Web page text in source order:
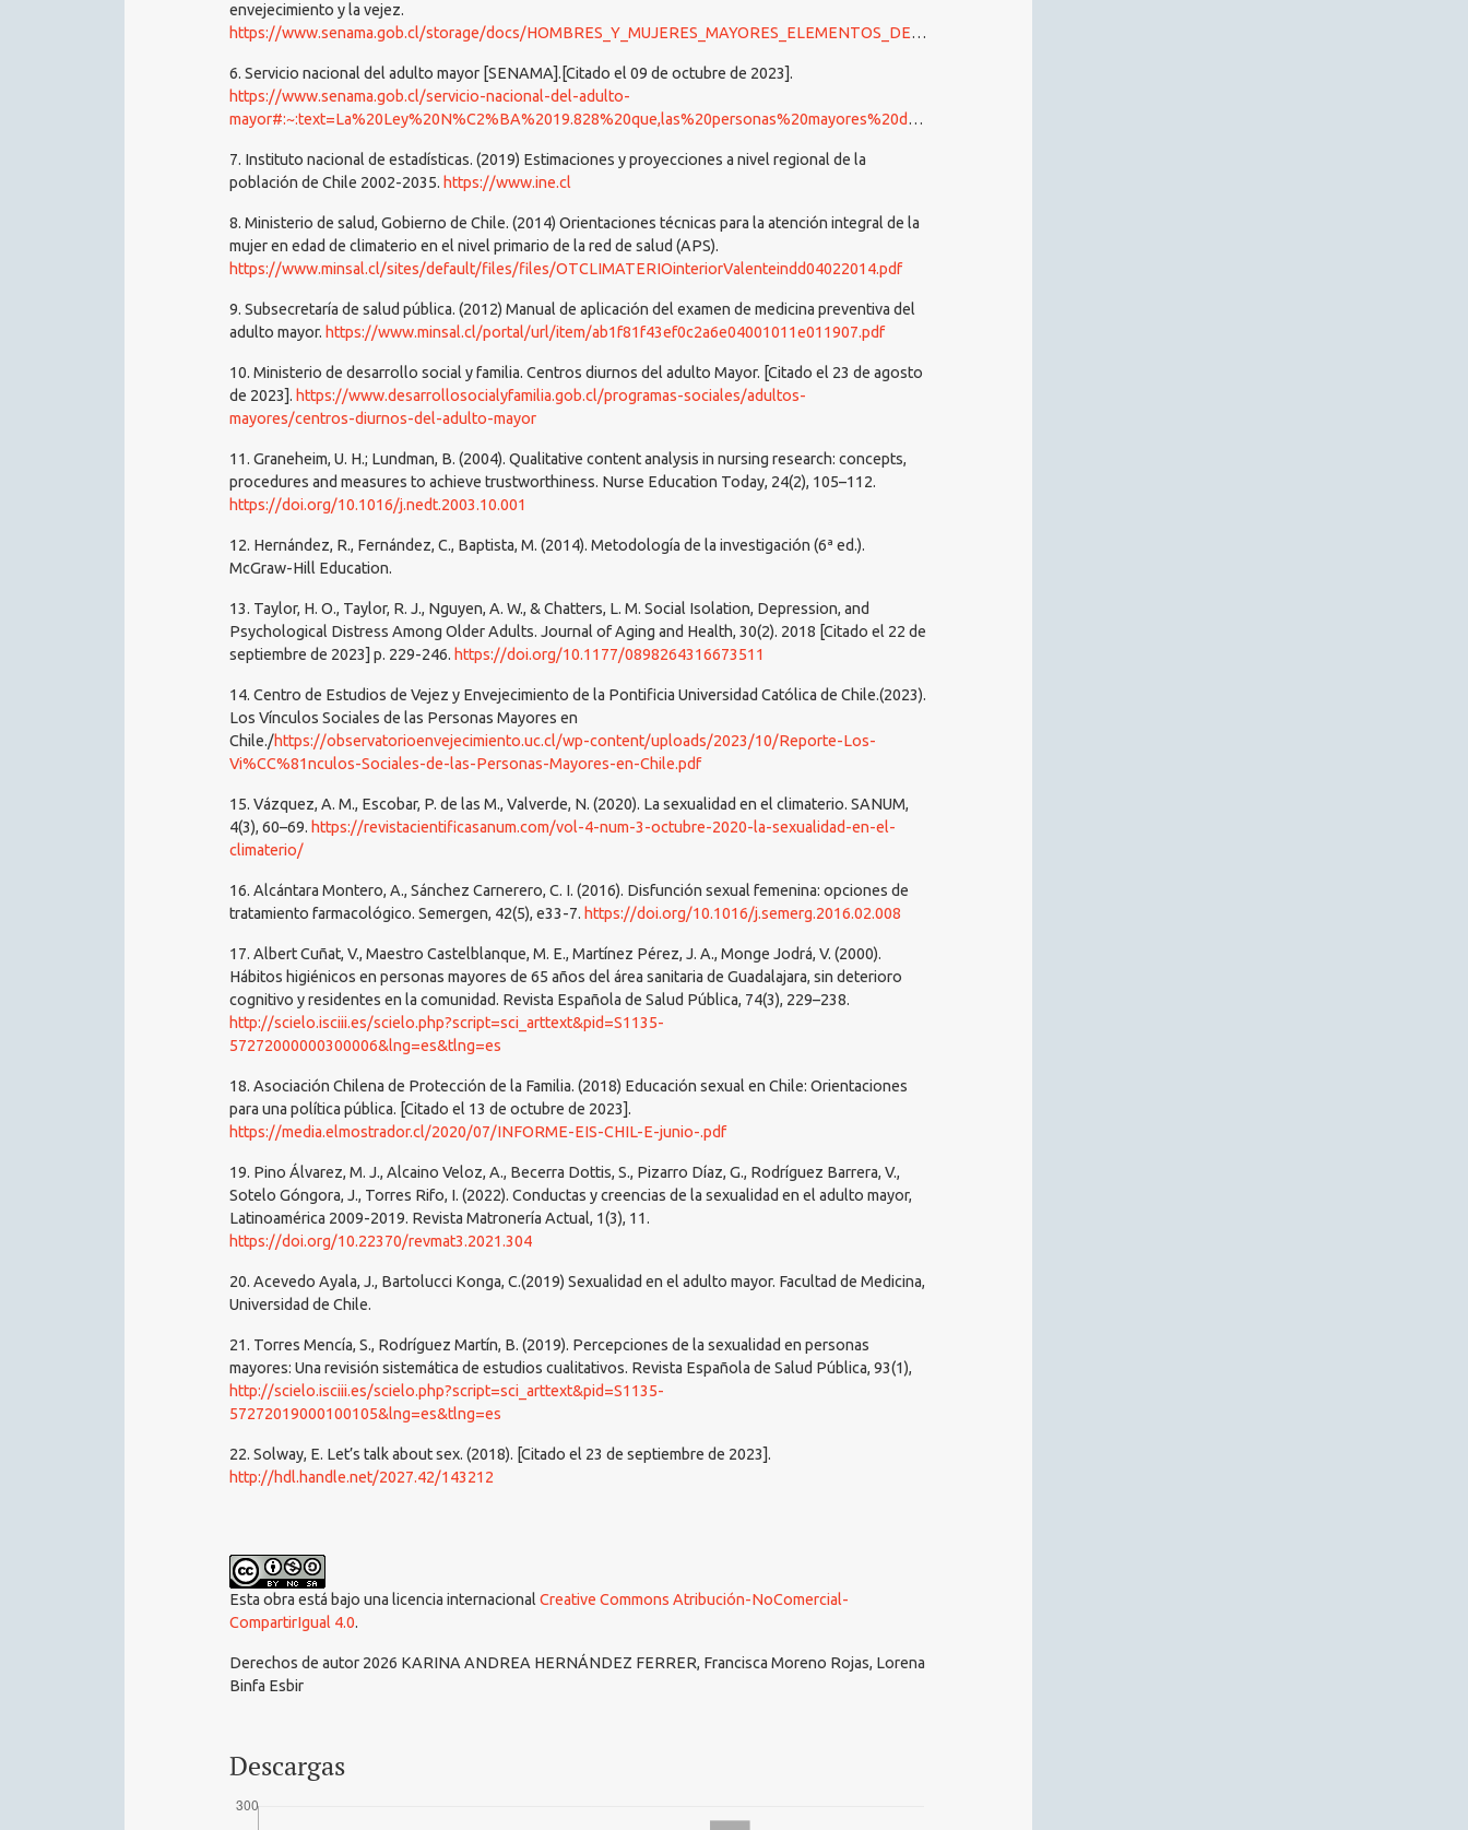
envejecimiento y la vejez.
https://www.senama.gob.cl/storage/docs/HOMBRES_Y_MUJERES_MAYORES_ELEMENTOS_DESDE_EL_ENVEJECIMIENTO.pdf
6. Servicio nacional del adulto mayor [SENAMA].[Citado el 09 de octubre de 2023].
https://www.senama.gob.cl/servicio-nacional-del-adulto-
mayor#:~:text=La%20Ley%20N%C2%BA%2019.828%20que,las%20personas%20mayores%20del%20pa%C3%ADs
7. Instituto nacional de estadísticas. (2019) Estimaciones y proyecciones a nivel regional de la
población de Chile 2002-2035. https://www.ine.cl
8. Ministerio de salud, Gobierno de Chile. (2014) Orientaciones técnicas para la atención integral de la
mujer en edad de climaterio en el nivel primario de la red de salud (APS).
https://www.minsal.cl/sites/default/files/files/OTCLIMATERIOinteriorValenteindd04022014.pdf
9. Subsecretaría de salud pública. (2012) Manual de aplicación del examen de medicina preventiva del
adulto mayor. https://www.minsal.cl/portal/url/item/ab1f81f43ef0c2a6e04001011e011907.pdf
10. Ministerio de desarrollo social y familia. Centros diurnos del adulto Mayor. [Citado el 23 de agosto
de 2023]. https://www.desarrollosocialyfamilia.gob.cl/programas-sociales/adultos-
mayores/centros-diurnos-del-adulto-mayor
11. Graneheim, U. H.; Lundman, B. (2004). Qualitative content analysis in nursing research: concepts,
procedures and measures to achieve trustworthiness. Nurse Education Today, 24(2), 105–112.
https://doi.org/10.1016/j.nedt.2003.10.001
12. Hernández, R., Fernández, C., Baptista, M. (2014). Metodología de la investigación (6ª ed.).
McGraw-Hill Education.
13. Taylor, H. O., Taylor, R. J., Nguyen, A. W., & Chatters, L. M. Social Isolation, Depression, and
Psychological Distress Among Older Adults. Journal of Aging and Health, 30(2). 2018 [Citado el 22 de
septiembre de 2023] p. 229-246. https://doi.org/10.1177/0898264316673511
14. Centro de Estudios de Vejez y Envejecimiento de la Pontificia Universidad Católica de Chile.(2023).
Los Vínculos Sociales de las Personas Mayores en
Chile./https://observatorioenvejecimiento.uc.cl/wp-content/uploads/2023/10/Reporte-Los-
Vi%CC%81nculos-Sociales-de-las-Personas-Mayores-en-Chile.pdf
15. Vázquez, A. M., Escobar, P. de las M., Valverde, N. (2020). La sexualidad en el climaterio. SANUM,
4(3), 60–69. https://revistacientificasanum.com/vol-4-num-3-octubre-2020-la-sexualidad-en-el-
climaterio/
16. Alcántara Montero, A., Sánchez Carnerero, C. I. (2016). Disfunción sexual femenina: opciones de
tratamiento farmacológico. Semergen, 42(5), e33-7. https://doi.org/10.1016/j.semerg.2016.02.008
17. Albert Cuñat, V., Maestro Castelblanque, M. E., Martínez Pérez, J. A., Monge Jodrá, V. (2000).
Hábitos higiénicos en personas mayores de 65 años del área sanitaria de Guadalajara, sin deterioro
cognitivo y residentes en la comunidad. Revista Española de Salud Pública, 74(3), 229–238.
http://scielo.isciii.es/scielo.php?script=sci_arttext&pid=S1135-
57272000000300006&lng=es&tlng=es
18. Asociación Chilena de Protección de la Familia. (2018) Educación sexual en Chile: Orientaciones
para una política pública. [Citado el 13 de octubre de 2023].
https://media.elmostrador.cl/2020/07/INFORME-EIS-CHIL-E-junio-.pdf
19. Pino Álvarez, M. J., Alcaino Veloz, A., Becerra Dottis, S., Pizarro Díaz, G., Rodríguez Barrera, V.,
Sotelo Góngora, J., Torres Rifo, I. (2022). Conductas y creencias de la sexualidad en el adulto mayor,
Latinoamérica 2009-2019. Revista Matronería Actual, 1(3), 11.
https://doi.org/10.22370/revmat3.2021.304
20. Acevedo Ayala, J., Bartolucci Konga, C.(2019) Sexualidad en el adulto mayor. Facultad de Medicina,
Universidad de Chile.
21. Torres Mencía, S., Rodríguez Martín, B. (2019). Percepciones de la sexualidad en personas
mayores: Una revisión sistemática de estudios cualitativos. Revista Española de Salud Pública, 93(1),
http://scielo.isciii.es/scielo.php?script=sci_arttext&pid=S1135-
57272019000100105&lng=es&tlng=es
22. Solway, E. Let’s talk about sex. (2018). [Citado el 23 de septiembre de 2023].
http://hdl.handle.net/2027.42/143212
Esta obra está bajo una licencia internacional Creative Commons Atribución-NoComercial-
CompartirIgual 4.0.
Derechos de autor 2026 KARINA ANDREA HERNÁNDEZ FERRER, Francisca Moreno Rojas, Lorena
Binfa Esbir
Descargas